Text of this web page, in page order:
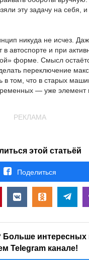
эту задачу на себя,
никуда не исчез.
в автоспорте и при
форме. Смысл
переключение
том, что в старых
— уже элемент
РЕКЛАМА
этой статьёй
Поделиться
Больше интересных
Telegram канале!